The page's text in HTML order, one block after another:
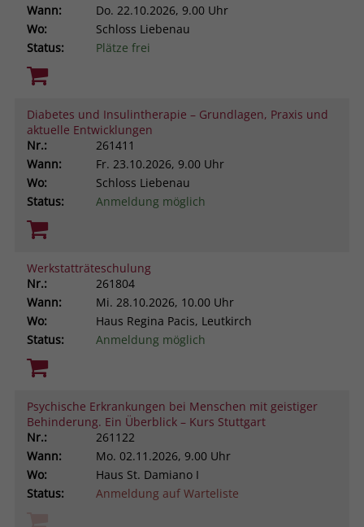
Wann:
Do. 22.10.2026, 9.00 Uhr
Wo:
Schloss Liebenau
Status:
Plätze frei
Diabetes und Insulintherapie – Grundlagen, Praxis und
aktuelle Entwicklungen
Nr.:
261411
Wann:
Fr. 23.10.2026, 9.00 Uhr
Wo:
Schloss Liebenau
Status:
Anmeldung möglich
Werkstatträteschulung
Nr.:
261804
Wann:
Mi. 28.10.2026, 10.00 Uhr
Wo:
Haus Regina Pacis, Leutkirch
Status:
Anmeldung möglich
Psychische Erkrankungen bei Menschen mit geistiger
Behinderung. Ein Überblick – Kurs Stuttgart
Nr.:
261122
Wann:
Mo. 02.11.2026, 9.00 Uhr
Wo:
Haus St. Damiano I
Status:
Anmeldung auf Warteliste